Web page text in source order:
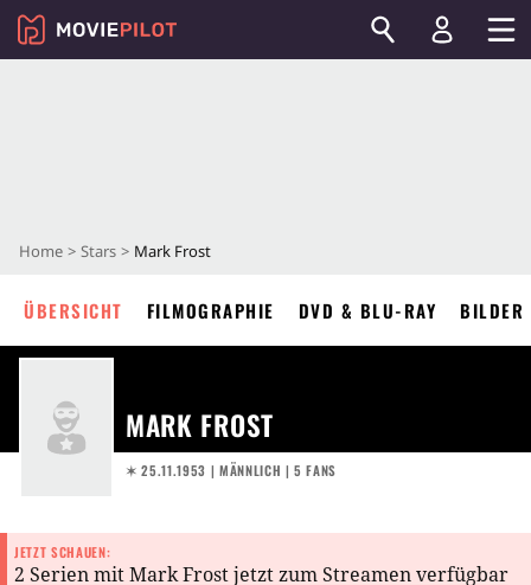
Home Stars Mark Frost
ÜBERSICHT FILMOGRAPHIE DVD & BLU-RAY BILDER
MARK FROST
✶ 25.11.1953 | MÄNNLICH | 5 FANS
JETZT SCHAUEN:
2 Serien mit Mark Frost jetzt zum Streamen verfügbar